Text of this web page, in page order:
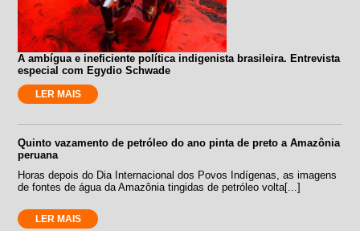
A ambígua e ineficiente política indigenista brasileira. Entrevista
especial com Egydio Schwade
LER MAIS
Quinto vazamento de petróleo do ano pinta de preto a Amazônia
peruana
Horas depois do Dia Internacional dos Povos Indígenas, as imagens
de fontes de água da Amazônia tingidas de petróleo volta[...]
LER MAIS